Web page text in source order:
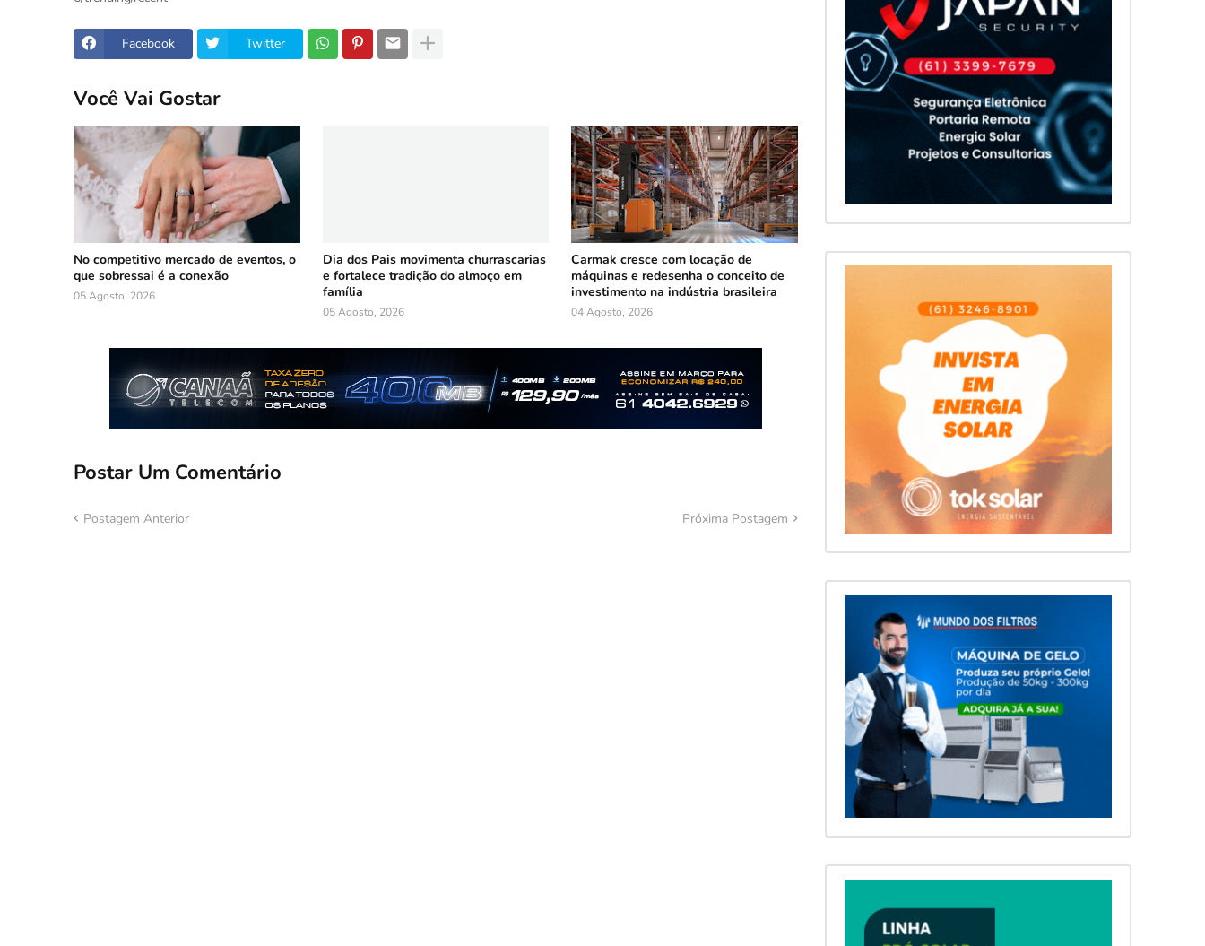
Facebook Twitter
Você Vai Gostar
No competitivo mercado de eventos, o
que sobressai é a conexão
05 Agosto, 2026
Dia dos Pais movimenta churrascarias
e fortalece tradição do almoço em
família
05 Agosto, 2026
Carmak cresce com locação de
máquinas e redesenha o conceito de
investimento na indústria brasileira
04 Agosto, 2026
Postar Um Comentário
Postagem Anterior Próxima Postagem